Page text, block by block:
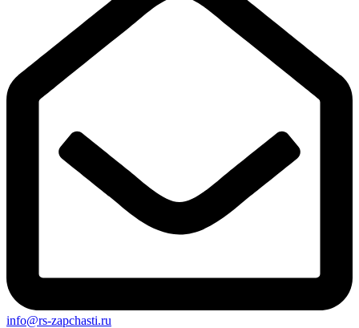
info@rs-zapchasti.ru